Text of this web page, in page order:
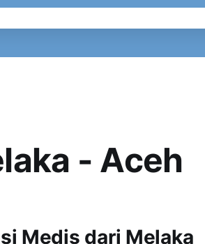
- Aceh
Medis dari Melaka